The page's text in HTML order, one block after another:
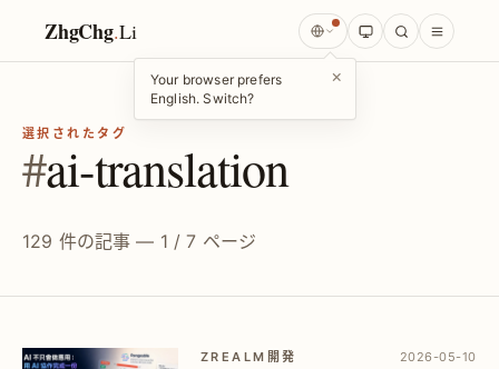
ZhgChg.Li
Your browser prefers
English. Switch?
×
選択されたタグ
#ai-translation
129 件の記事 — 1 / 7 ページ
ZREALM開発 2026-05-10